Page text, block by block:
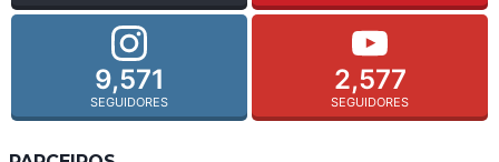
9,571
SEGUIDORES
2,577
SEGUIDORES